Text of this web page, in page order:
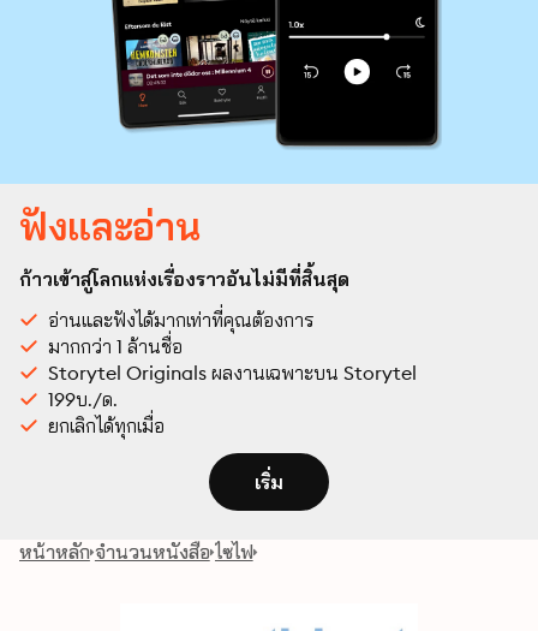
ฟังและอ่าน
ก้าวเข้าสู่โลกแห่งเรื่องราวอันไม่มีที่สิ้นสุด
อ่านและฟังได้มากเท่าที่คุณต้องการ
มากกว่า 1 ล้านชื่อ
Storytel Originals ผลงานเฉพาะบน Storytel
199บ./ด.
ยกเลิกได้ทุกเมื่อ
เริ่ม
หน้าหลัก จำนวนหนังสือ ไซไฟ